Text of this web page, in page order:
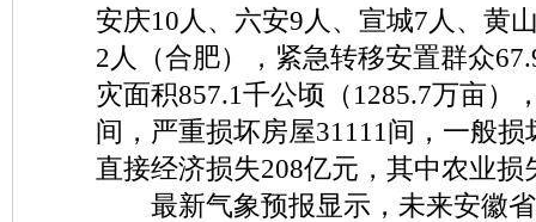
安庆10人、六安9人、宣城7人、黄
2人（合肥），紧急转移安置群众
灾面积857.1千公顷（1285.7万亩）
间，严重损坏房屋31111间，一般损
直接经济损失208亿元，其中农业损
最新气象预报显示，未来安徽省